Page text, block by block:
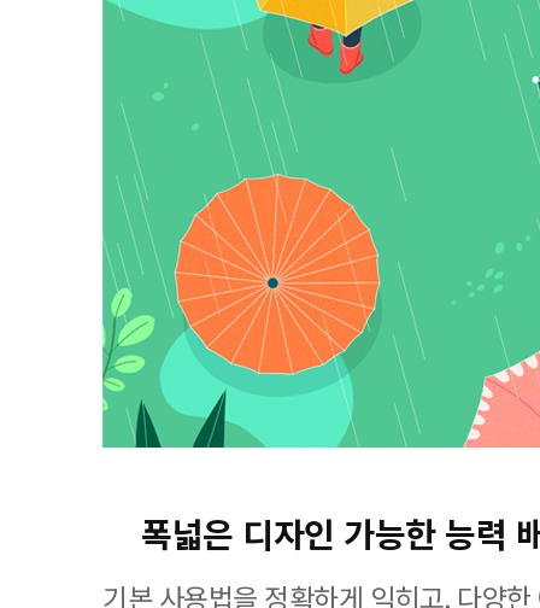
폭넓은 디자인 가능한 능력
기본 사용법을 정확하게 익히고, 다양